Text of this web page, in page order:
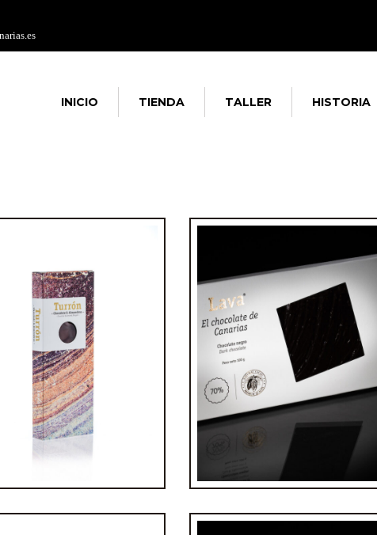
INICIO TIENDA TALLER HISTORIA
de almendras con
negro 70%
€
Tableta de chocolate 70%
4,80